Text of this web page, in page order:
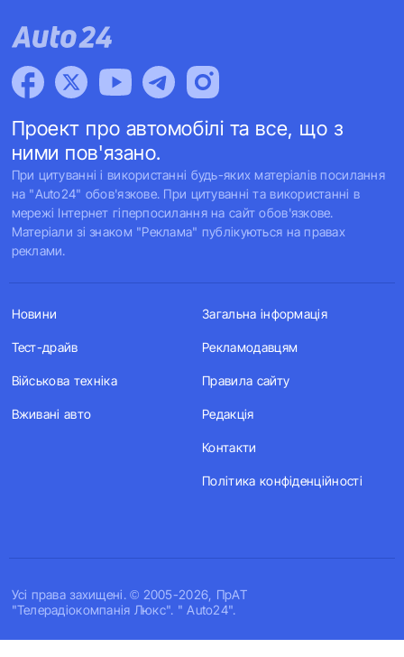
Проект про автомобілі та все, що з
ними пов'язано.
При цитуванні і використанні будь-яких матеріалів посилання
на "Auto24" обов'язкове. При цитуванні та використанні в
мережі Інтернет гіперпосилання на сайт обов'язкове.
Матеріали зі знаком "Реклама" публікуються на правах
реклами.
Усi права захищенi. © 2005-2026, ПрАТ
"Телерадіокомпанія Люкс". " Auto24".
Новини
Тест-драйв
Військова техніка
Вживані авто
Загальна інформація
Рекламодавцям
Правила сайту
Редакція
Контакти
Політика конфіденційності